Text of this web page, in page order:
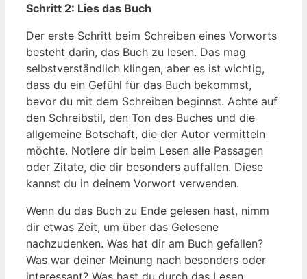
Schritt 2: Lies das Buch
Der erste Schritt beim Schreiben eines Vorworts
besteht darin, das Buch zu lesen. Das mag
selbstverständlich klingen, aber es ist wichtig,
dass du ein Gefühl für das Buch bekommst,
bevor du mit dem Schreiben beginnst. Achte auf
den Schreibstil, den Ton des Buches und die
allgemeine Botschaft, die der Autor vermitteln
möchte. Notiere dir beim Lesen alle Passagen
oder Zitate, die dir besonders auffallen. Diese
kannst du in deinem Vorwort verwenden.
Wenn du das Buch zu Ende gelesen hast, nimm
dir etwas Zeit, um über das Gelesene
nachzudenken. Was hat dir am Buch gefallen?
Was war deiner Meinung nach besonders oder
interessant? Was hast du durch das Lesen